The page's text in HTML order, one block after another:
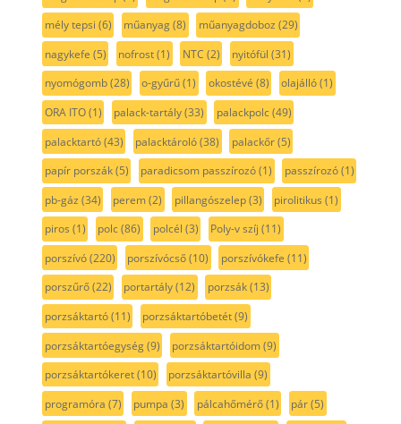
mély tepsi (6) műanyag(8) műanyagdoboz (29)
nagykefe (5) nofrost(1) NTC (2) nyitófül (31)
nyomógomb(28) o-gyűrű(1) okostévé (8) olajálló(1)
ORA ITO(1) palack-tartály(33) palackpolc(49)
palacktartó(43) palacktároló(38) palackőr(5)
papír porszák(5) paradicsom passzírozó(1) passzírozó(1)
pb-gáz (34) perem(2) pillangószelep(3) pirolitikus (1)
piros (1) polc(86) polcél (3) Poly-v szíj (11)
porszívó(220) porszívócső(10) porszívókefe (11)
porszűrő(22) portartály(12) porzsák(13)
porzsáktartó(11) porzsáktartóbetét(9)
porzsáktartóegység(9) porzsáktartóidom(9)
porzsáktartókeret(10) porzsáktartóvilla (9)
programóra (7) pumpa (3) pálcahőmérő(1) pár(5)